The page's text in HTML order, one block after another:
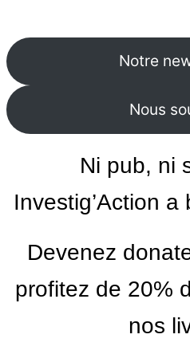
Notre
Nous
Ni pub, ni
Investig’Action
Devenez
profitez de 20%
nos